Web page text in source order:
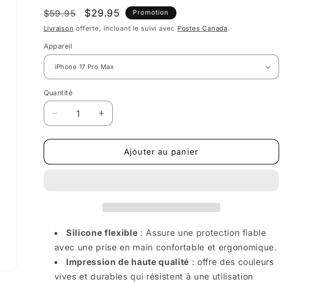
Prix
habituel
$59.95
Prix
promotionnel
$29.95 Promotion
Livraison offerte, incluant le suivi avec Postes Canada.
Appareil
Quantité
Réduire
la
quantité
Étui
dans
Village
Augmenter
la
quantité
Étui
dans
Village
Ajouter au panier
Silicone flexible : Assure une protection fiable
avec une prise en main confortable et ergonomique.
Impression de haute qualité : offre des couleurs
vives et durables qui résistent à une utilisation